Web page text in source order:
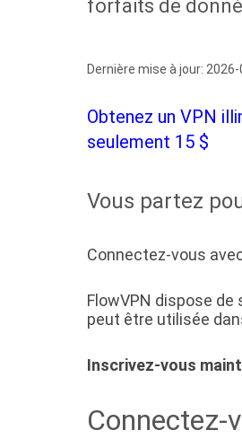
forfaits de
Dernière mise à jour:
Obtenez un VPN
seulement 15 $
Vous partez
Connectez-vous
FlowVPN dispose
peut être utilisée
Inscrivez-vous
Connectez-